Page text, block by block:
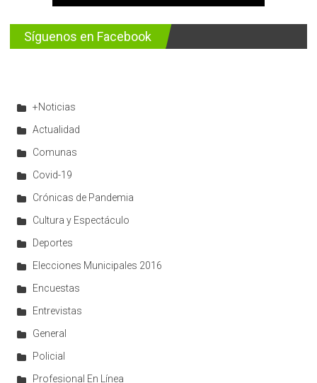
Síguenos en Facebook
+Noticias
Actualidad
Comunas
Covid-19
Crónicas de Pandemia
Cultura y Espectáculo
Deportes
Elecciones Municipales 2016
Encuestas
Entrevistas
General
Policial
Profesional En Línea